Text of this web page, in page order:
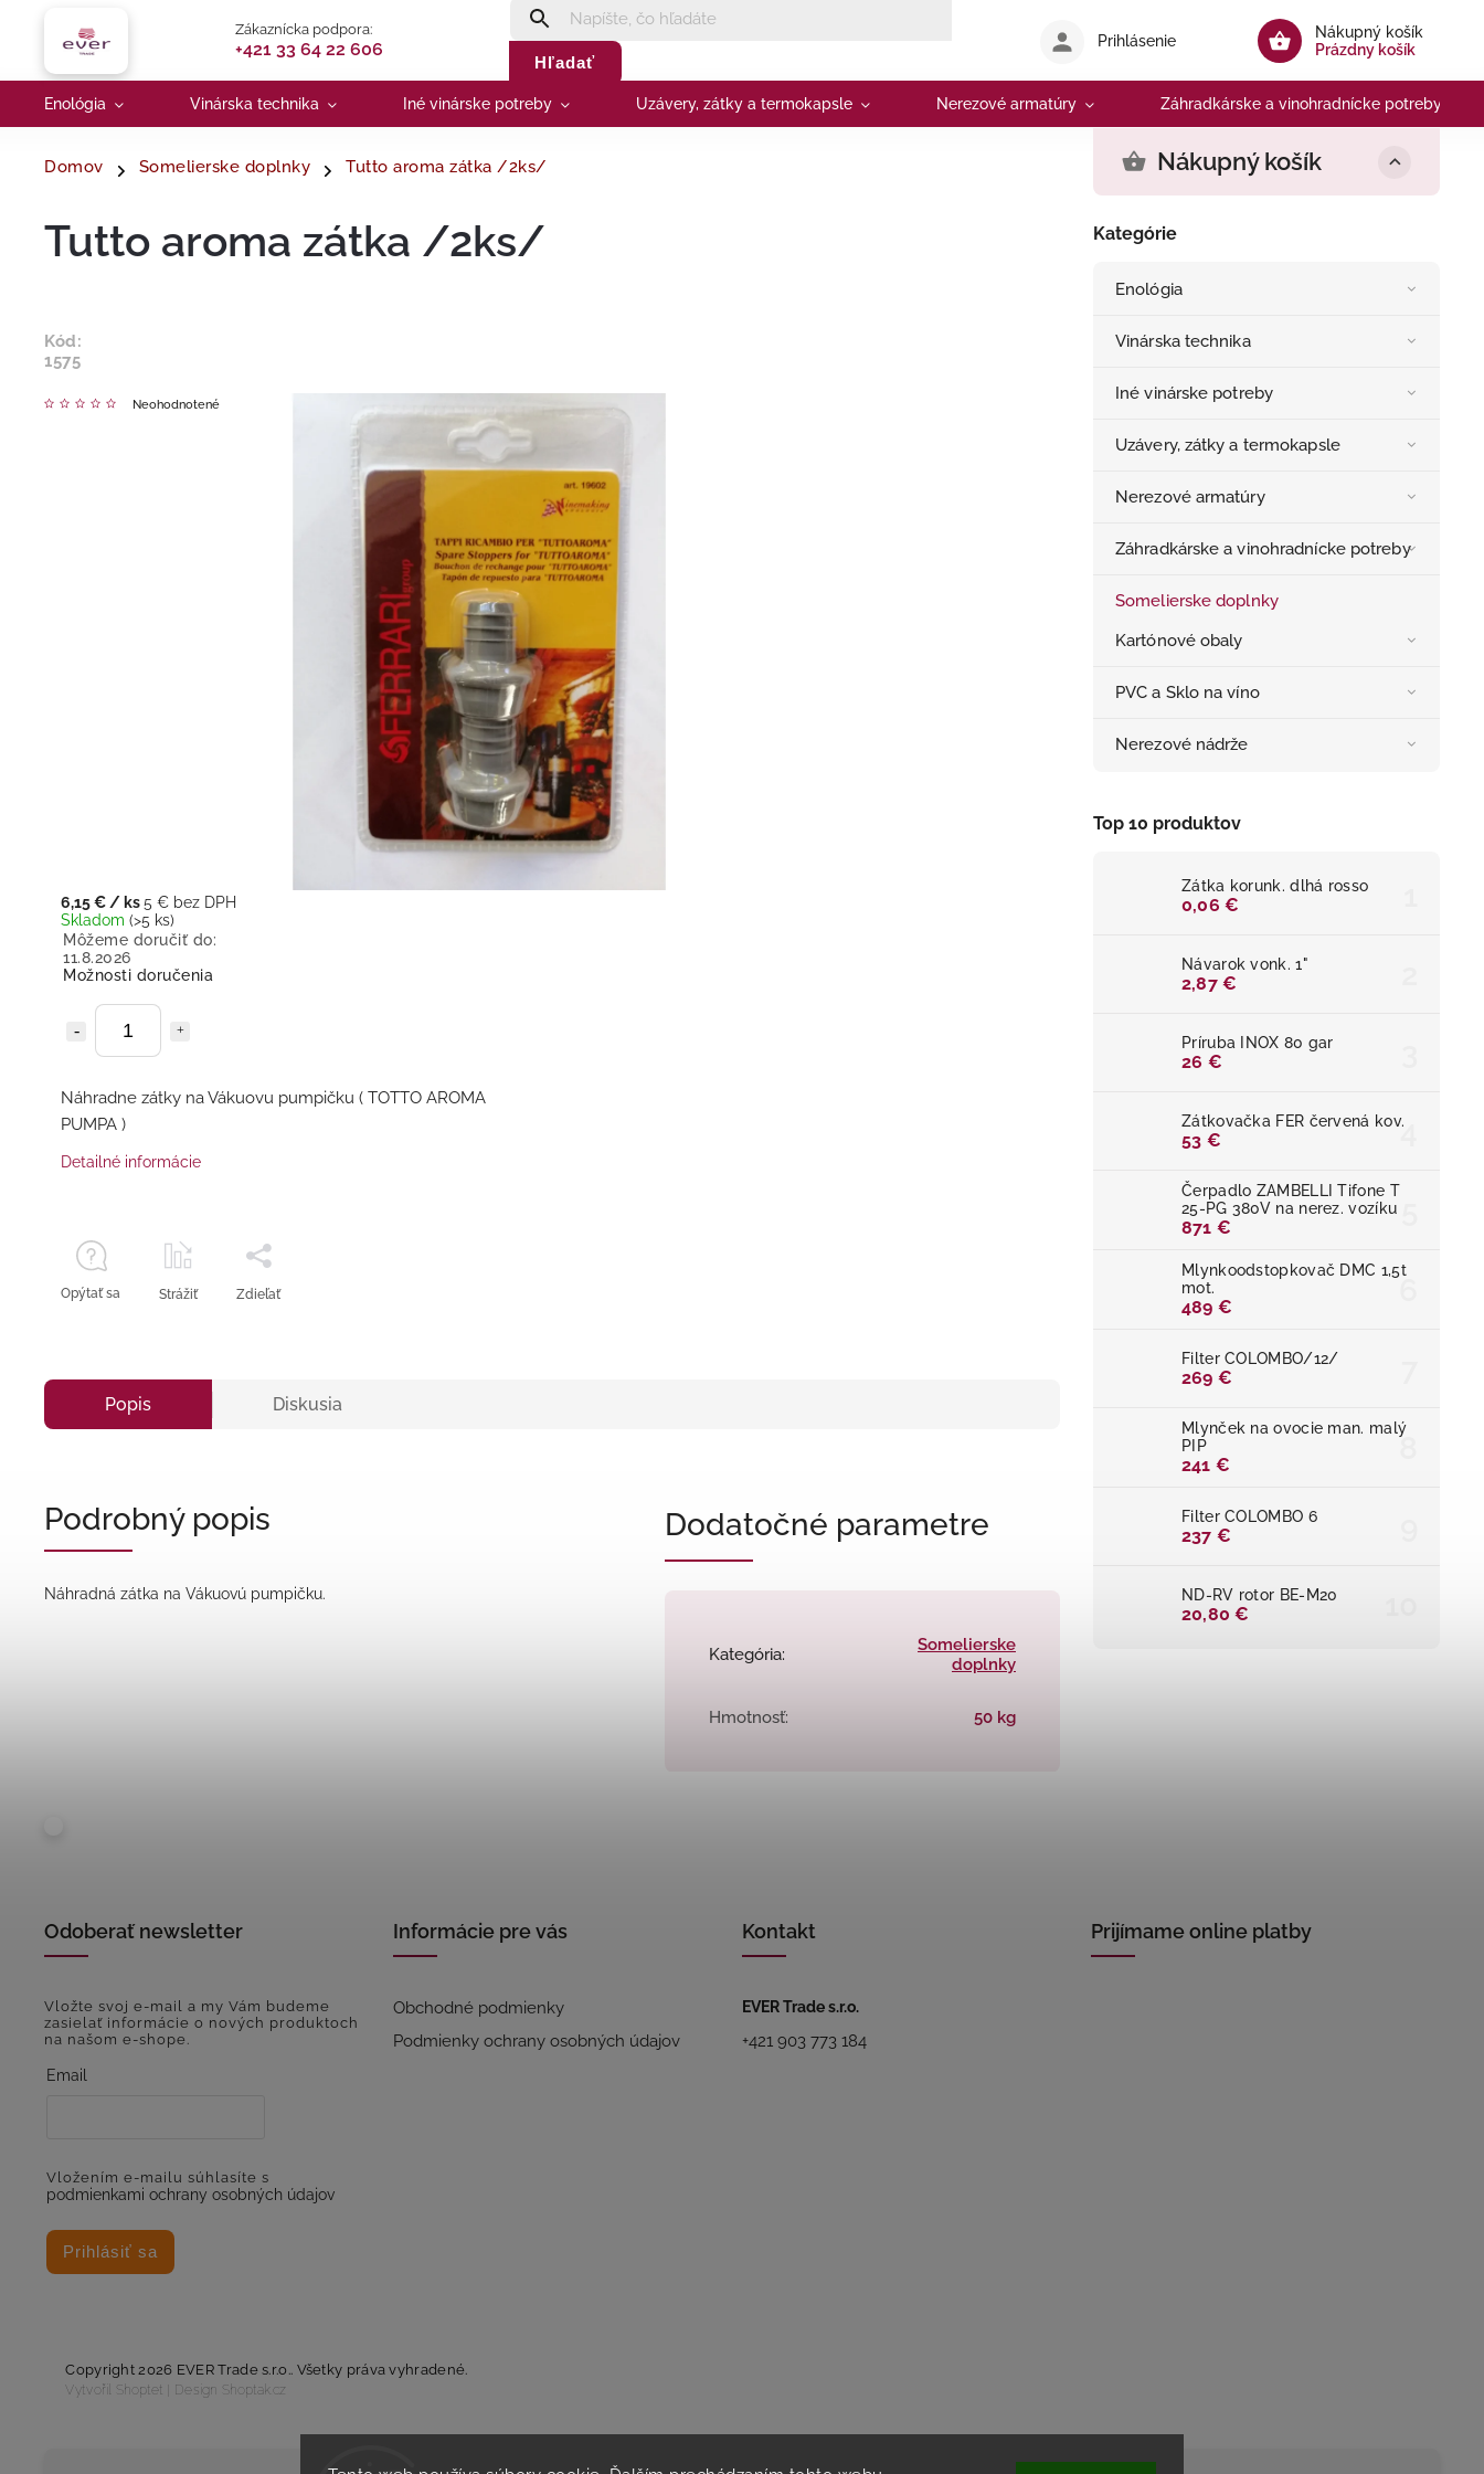
Zákaznícka podpora:
+421 33 64 22 606
Hľadať
Nákupný košík
Prázdny košík
Prihlásenie
Enológia Vinárska technika Iné vinárske potreby Uzávery, zátky a termokapsle Nerezové armatúry Záhradkárske a vinohradnícke potreby
Domov Somelierske doplnky Tutto aroma zátka /2ks/ Nákupný košík
Kategórie
Enológia
Vinárska technika
Iné vinárske potreby
Uzávery, zátky a termokapsle
Nerezové armatúry
Záhradkárske a vinohradnícke potreby
Somelierske doplnky
Kartónové obaly
PVC a Sklo na víno
Nerezové nádrže
Top 10 produktov
Zátka korunk. dlhá rosso
0,06 €
Návarok vonk. 1"
2,87 €
Príruba INOX 80 gar
26 €
Zátkovačka FER červená kov.
53 €
Čerpadlo ZAMBELLI Tifone T
25-PG 380V na nerez. vozíku
871 €
Mlynkoodstopkovač DMC 1,5t
mot.
489 €
Filter COLOMBO/12/
269 €
Mlynček na ovocie man. malý
PIP
241 €
Filter COLOMBO 6
237 €
ND-RV rotor BE-M20
20,80 €
Tutto aroma zátka /2ks/
Kód:
1575
Neohodnotené
6,15 € / ks5 € bez DPH
Skladom (>5 ks)
Môžeme doručiť do:
11.8.2026
Možnosti doručenia
Náhradne zátky na Vákuovu pumpičku ( TOTTO AROMA
PUMPA )
Detailné informácie
Opýtať sa Strážiť Zdieľať
Popis Diskusia
Podrobný popis
Náhradná zátka na Vákuovú pumpičku.
Dodatočné parametre
Kategória:
Somelierske
doplnky
Hmotnosť: 50 kg
Odoberať newsletter
Vložte svoj e-mail a my Vám budeme
zasielať informácie o nových produktoch
na našom e-shope.
Email
Vložením e-mailu súhlasíte s
podmienkami ochrany osobných údajov
Prihlásiť sa
Informácie pre vás
Obchodné podmienky
Podmienky ochrany osobných údajov
Kontakt
EVER Trade s.r.o.
+421 903 773 184
Prijímame online platby
Copyright 2026 EVER Trade s.r.o.. Všetky práva vyhradené.
Vytvořil Shoptet | Design Shoptak.cz